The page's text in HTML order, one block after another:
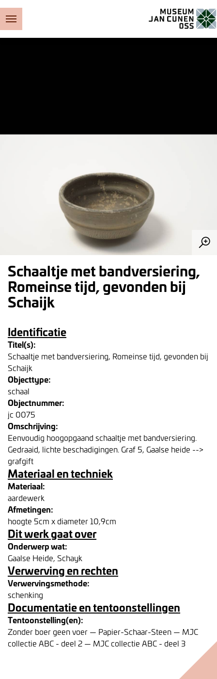
Schaaltje met bandversiering,
Romeinse tijd, gevonden bij
Schaijk
Identificatie
Titel(s):
Schaaltje met bandversiering, Romeinse tijd, gevonden bij
Schaijk
Objecttype:
schaal
Objectnummer:
jc 0075
Omschrijving:
Eenvoudig hoogopgaand schaaltje met bandversiering.
Gedraaid, lichte beschadigingen. Graf 5, Gaalse heide -->
grafgift
Materiaal en techniek
Materiaal:
aardewerk
Afmetingen:
hoogte 5cm x diameter 10,9cm
Dit werk gaat over
Onderwerp wat:
Gaalse Heide, Schayk
Verwerving en rechten
Verwervingsmethode:
schenking
Documentatie en tentoonstellingen
Tentoonstelling(en):
Zonder boer geen voer — Papier-Schaar-Steen — MJC
collectie ABC - deel 2 — MJC collectie ABC - deel 3